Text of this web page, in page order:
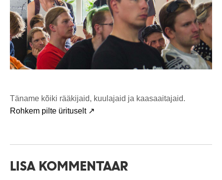
Täname kõiki rääkijaid, kuulajaid ja kaasaaitajaid.
Rohkem pilte ürituselt ↗
LISA KOMMENTAAR